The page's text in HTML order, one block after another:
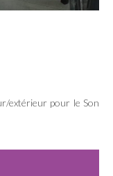
extérieur pour le Son